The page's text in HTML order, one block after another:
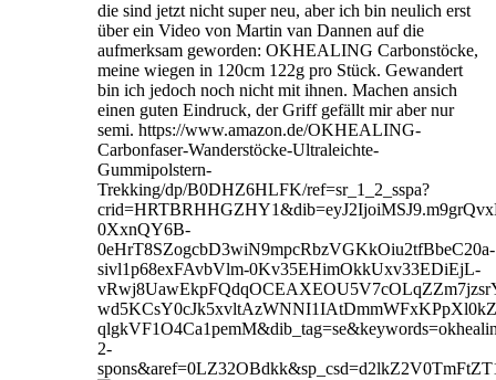
die sind jetzt nicht super neu, aber ich bin neulich erst
über ein Video von Martin van Dannen auf die
aufmerksam geworden: OKHEALING Carbonstöcke,
meine wiegen in 120cm 122g pro Stück. Gewandert
bin ich jedoch noch nicht mit ihnen. Machen ansich
einen guten Eindruck, der Griff gefällt mir aber nur
semi. https://www.amazon.de/OKHEALING-
Carbonfaser-Wanderstöcke-Ultraleichte-
Gummipolstern-
Trekking/dp/B0DHZ6HLFK/ref=sr_1_2_sspa?
0XxnQY6B-
0eHrT8SZogcbD3wiN9mpcRbzVGKkOiu2tfBbeC20a-
sivl1p68exFAvbVlm-0Kv35EHimOkkUxv33EDiEjL-
2-